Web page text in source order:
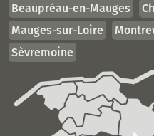
Beaupréau-en-Mauges
Mauges-sur-Loire
Sèvremoine